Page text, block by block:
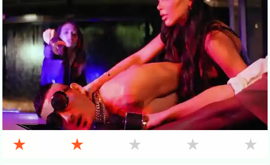
★ ★ ★ ★ ★